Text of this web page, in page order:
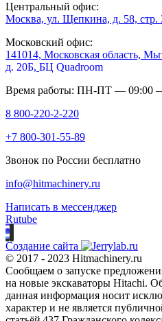
Центральный офис:
Москва, ул. Щепкина, д. 58,
Московский офис:
141014, Московская область,
д. 20Б, БЦ Quadroom
Время работы: ПН-ПТ — 09:00
8 800-220-2-220
+7 800-301-55-89
Звонок по России бесплатно
info@hitmachinery.ru
Написать в мессенджер
Rutube
Создание сайта
© 2017 - 2023 Hitmachinery.ru
Сообщаем о запуске
на новые экскаваторы Hitachi.
данная информация носит
характер и не является